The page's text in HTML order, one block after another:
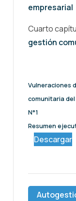
empresarial
Cuarto
gestión
Vulneraciones
comunitaria
N°1
Resumen
Descargar